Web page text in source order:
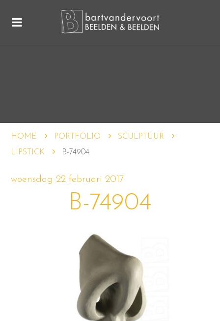
HOME PORTFOLIO
SCULPTUUR
LIPSTICK
B-74904
woensdag 22 februari 2017
B-74904